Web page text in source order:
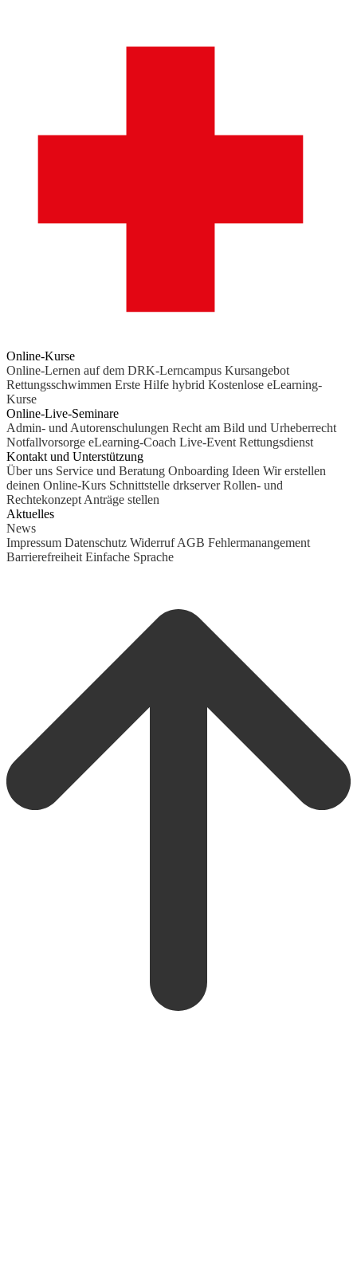
Online-Kurse
Online-Lernen auf dem DRK-Lerncampus Kursangebot
Rettungsschwimmen Erste Hilfe hybrid Kostenlose eLearning-
Kurse
Online-Live-Seminare
Admin- und Autorenschulungen Recht am Bild und Urheberrecht
Notfallvorsorge eLearning-Coach Live-Event Rettungsdienst
Kontakt und Unterstützung
Über uns Service und Beratung Onboarding Ideen Wir erstellen
deinen Online-Kurs Schnittstelle drkserver Rollen- und
Rechtekonzept Anträge stellen
Aktuelles
News
Impressum Datenschutz Widerruf AGB Fehlermanangement
Barrierefreiheit Einfache Sprache